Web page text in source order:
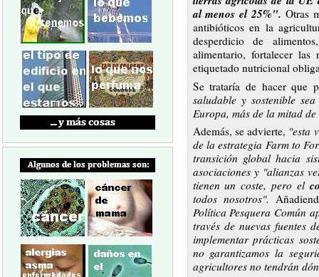
al menos el 25%". Otras
antibióticos en la
desperdicio de
alimentario, fortalecer las
etiquetado nutricional
Se trataría de hacer que
saludable y sostenible
Europa, más de la mitad
Además, se advierte, "esta
de la estrategia Farm to
transición global hacia
asociaciones y "alianzas
tienen un coste, pero el
todos nosotros".
Política Pesquera Común
través de nuevas fuentes
implementar prácticas
no garantizamos la
agricultores no tendrán